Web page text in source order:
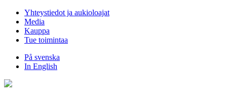
Hyppää
sisältöön
Yhteystiedot ja aukioloajat
Media
Kauppa
Tue toimintaa
På svenska
In English